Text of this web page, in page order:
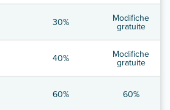
30% Modifiche
gratuite
40% Modifiche
gratuite
60% 60%